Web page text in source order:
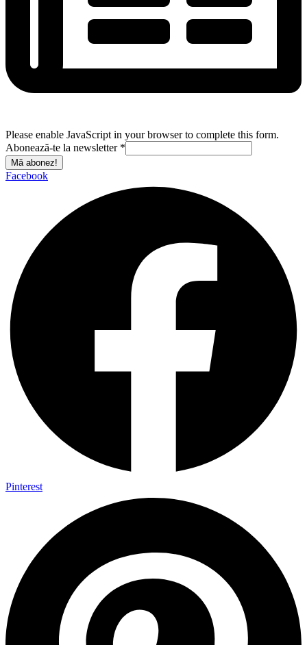
Please enable JavaScript in your browser to complete this form.
Abonează-te la newsletter *
Mă abonez!
Facebook
Pinterest